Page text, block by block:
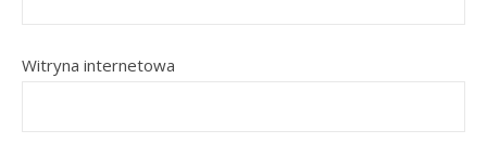
Witryna internetowa